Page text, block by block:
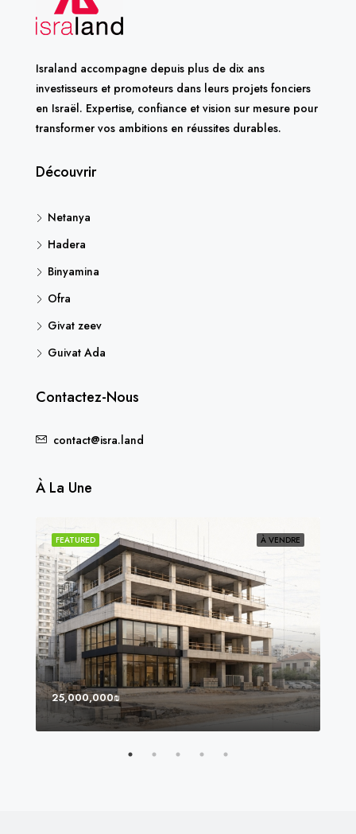
Israland accompagne depuis plus de dix ans
investisseurs et promoteurs dans leurs projets fonciers
en Israël. Expertise, confiance et vision sur mesure pour
transformer vos ambitions en réussites durables.
Découvrir
Netanya
Hadera
Binyamina
Ofra
Givat zeev
Guivat Ada
Contactez-Nous
contact@isra.land
À La Une
À VENDRE
FEATURED
25,000,000₪